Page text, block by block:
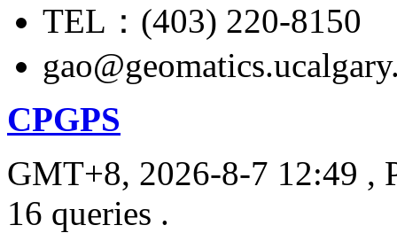
TEL：(403) 220-8150
CPGPS
GMT+8, 2026-8-7 12:49 ,
16 queries .